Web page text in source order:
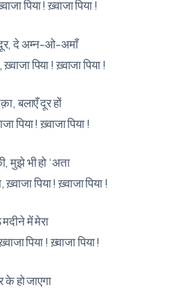
पिया ! ख़्वाजा पिया !
दे अम्न-ओ-अमाँ
पिया ! ख़्वाजा पिया !
बलाएँ दूर हों
पिया ! ख़्वाजा पिया !
मुझे भी हो ‘अता
पिया ! ख़्वाजा पिया !
में मेरा
पिया ! ख़्वाजा पिया !
के हो जाएगा